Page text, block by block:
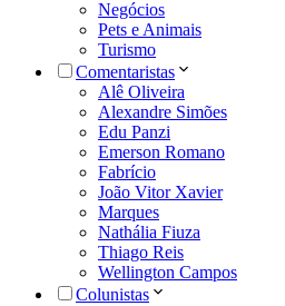
Negócios
Pets e Animais
Turismo
Comentaristas
Alê Oliveira
Alexandre Simões
Edu Panzi
Emerson Romano
Fabrício
João Vitor Xavier
Marques
Nathália Fiuza
Thiago Reis
Wellington Campos
Colunistas